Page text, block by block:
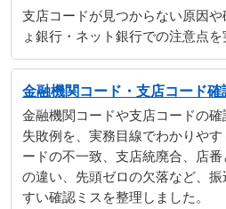
支店コードが見つからない原因
ょ銀行・ネット銀行での注意点を
金融機関コード・支店コード確
金融機関コードや支店コードの
失敗例を、実務目線でわかりや
ードの不一致、支店統廃合、店
の違い、先頭ゼロの欠落など、
すい確認ミスを整理しました。